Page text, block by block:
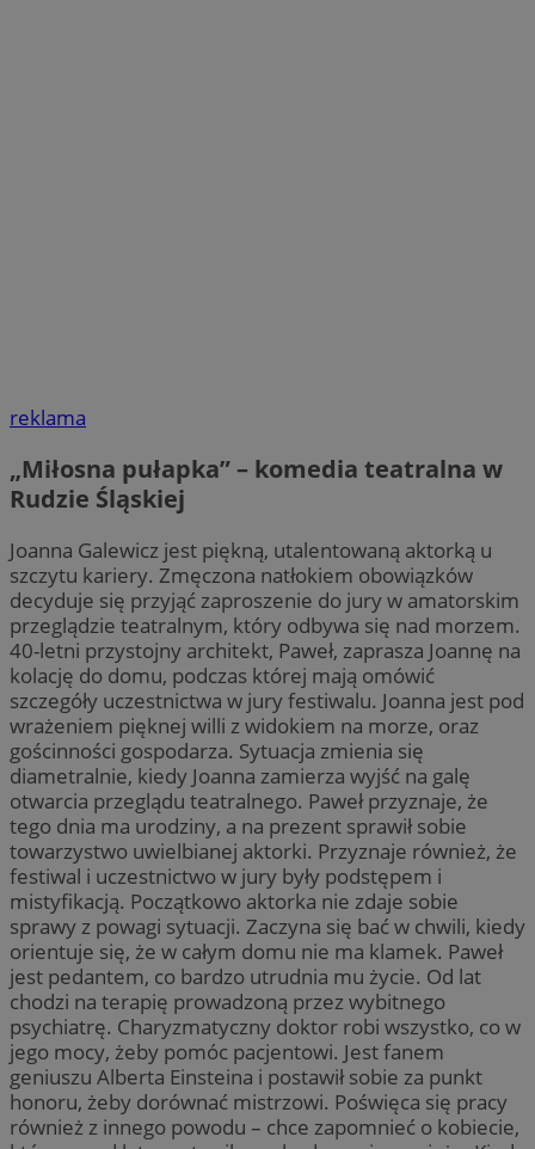
reklama
„Miłosna pułapka” – komedia teatralna w
Rudzie Śląskiej
Joanna Galewicz jest piękną, utalentowaną aktorką u
szczytu kariery. Zmęczona natłokiem obowiązków
decyduje się przyjąć zaproszenie do jury w amatorskim
przeglądzie teatralnym, który odbywa się nad morzem.
40-letni przystojny architekt, Paweł, zaprasza Joannę na
kolację do domu, podczas której mają omówić
szczegóły uczestnictwa w jury festiwalu. Joanna jest pod
wrażeniem pięknej willi z widokiem na morze, oraz
gościnności gospodarza. Sytuacja zmienia się
diametralnie, kiedy Joanna zamierza wyjść na galę
otwarcia przeglądu teatralnego. Paweł przyznaje, że
tego dnia ma urodziny, a na prezent sprawił sobie
towarzystwo uwielbianej aktorki. Przyznaje również, że
festiwal i uczestnictwo w jury były podstępem i
mistyfikacją. Początkowo aktorka nie zdaje sobie
sprawy z powagi sytuacji. Zaczyna się bać w chwili, kiedy
orientuje się, że w całym domu nie ma klamek. Paweł
jest pedantem, co bardzo utrudnia mu życie. Od lat
chodzi na terapię prowadzoną przez wybitnego
psychiatrę. Charyzmatyczny doktor robi wszystko, co w
jego mocy, żeby pomóc pacjentowi. Jest fanem
geniuszu Alberta Einsteina i postawił sobie za punkt
honoru, żeby dorównać mistrzowi. Poświęca się pracy
również z innego powodu – chce zapomnieć o kobiecie,